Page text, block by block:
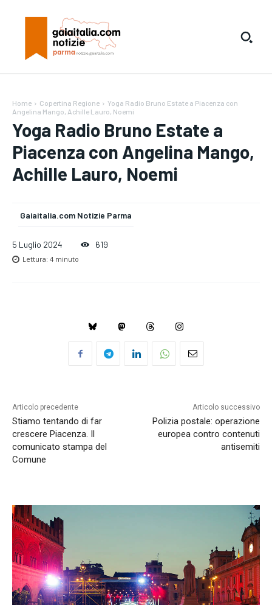
Home Copertina Regione
Yoga Radio Bruno Estate a Piacenza con
Angelina Mango, Achille Lauro, Noemi
Yoga Radio Bruno Estate a
Piacenza con Angelina Mango,
Achille Lauro, Noemi
Gaiaitalia.com Notizie Parma
5 Luglio 2024 619
Lettura: 4 minuto
Articolo precedente
Stiamo tentando di far
crescere Piacenza. Il
comunicato stampa del
Comune
Articolo successivo
Polizia postale: operazione
europea contro contenuti
antisemiti